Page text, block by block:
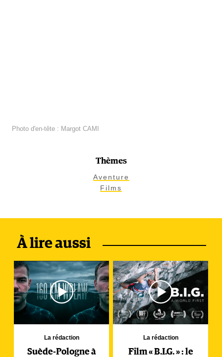
Photo d'en-tête : Margot CAMI
Thèmes
Aventure
Films
À lire aussi
La rédaction
Suède-Pologne à
La rédaction
Film « B.I.G. » : le